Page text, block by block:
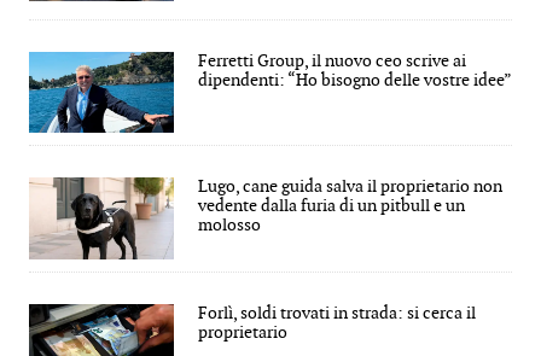
Ferretti Group, il nuovo ceo scrive ai
dipendenti: “Ho bisogno delle vostre idee”
Lugo, cane guida salva il proprietario non
vedente dalla furia di un pitbull e un
molosso
Forlì, soldi trovati in strada: si cerca il
proprietario